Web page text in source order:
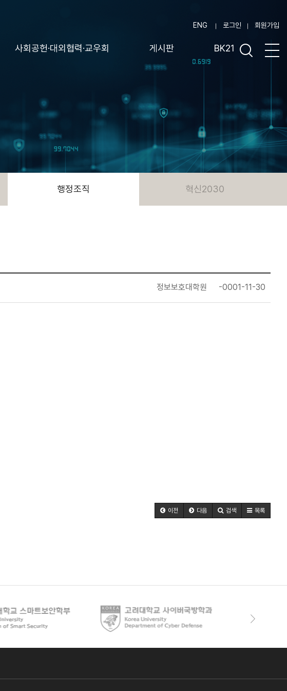
ENG 로그인 회원가입
사회공헌·대외협력·교우회 게시판 BK21
행정조직 혁신2030
정보보호대학원 -0001-11-30
이전 다음 검색 목록